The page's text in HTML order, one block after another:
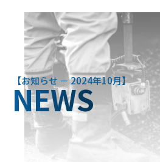
お知らせ － 2024年10月
NEWS